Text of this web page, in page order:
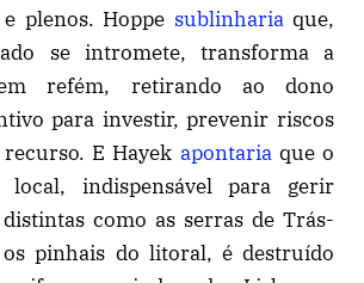
plenos. Hoppe sublinhariaque,
se intromete, transforma a
refém, retirando ao dono
para investir, prevenir riscos
E Hayek apontariaque o
local, indispensável para gerir
como as serras de Trás-
pinhais do litoral, é destruído